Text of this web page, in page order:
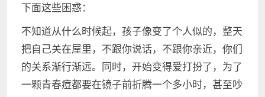
下面这些困惑：
不知道从什么时候起，孩子像变了个人似的，整天
把自己关在屋里，不跟你说话，不跟你亲近，你们
的关系渐行渐远。同时，开始变得爱打扮了，为了
一颗青春痘都要在镜子前折腾一个多小时，甚至吵